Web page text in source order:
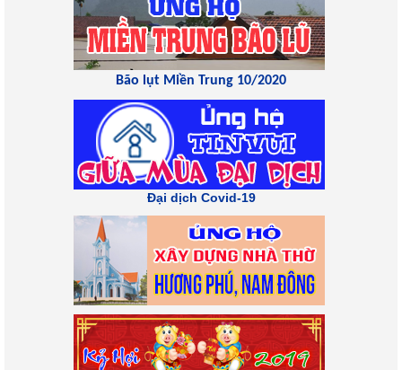
Bão lụt Miền Trung 10/2020
Đại dịch Covid-19